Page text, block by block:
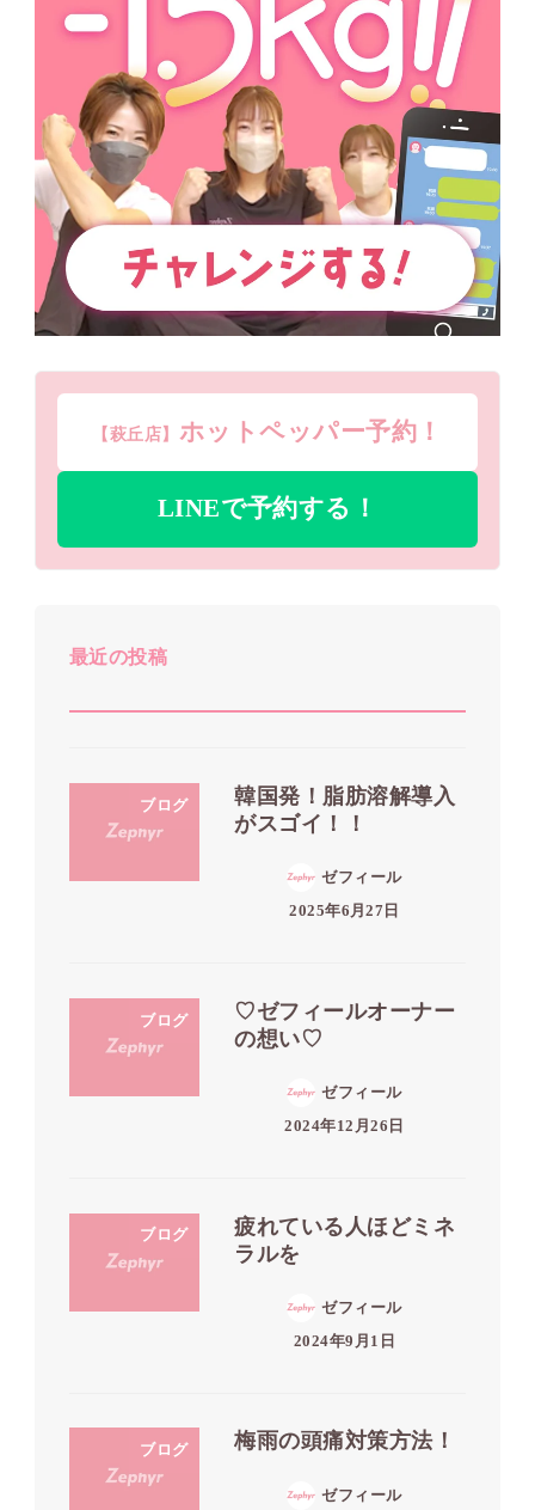
【萩丘店】 ホットペッパー予約！
LINEで予約する！
最近の投稿
ブログ
韓国発！脂肪溶解導入
がスゴイ！！
ゼフィール
2025年6月27日
ブログ
♡ゼフィールオーナー
の想い♡
ゼフィール
2024年12月26日
ブログ
疲れている人ほどミネ
ラルを
ゼフィール
2024年9月1日
ブログ 梅雨の頭痛対策方法！
ゼフィール